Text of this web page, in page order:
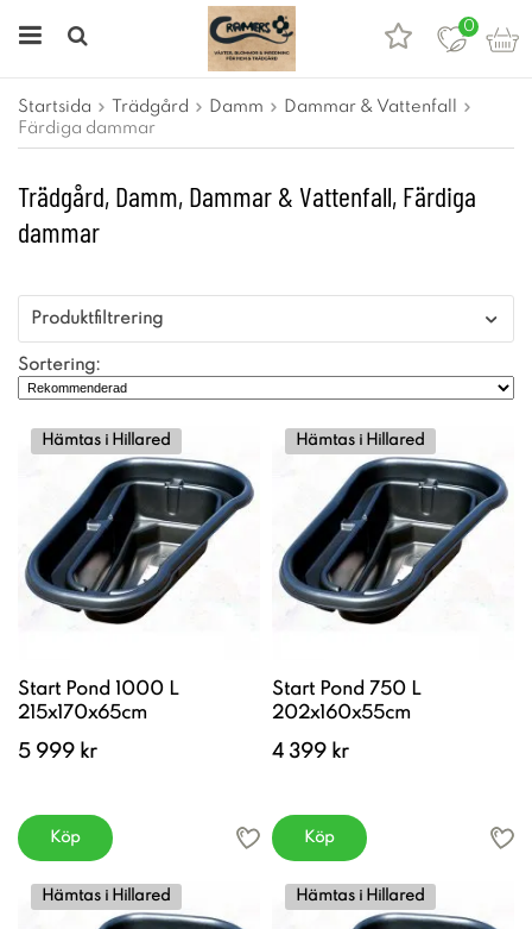
0
Startsida Trädgård Damm
Dammar & Vattenfall
Färdiga dammar
Trädgård, Damm, Dammar & Vattenfall, Färdiga
dammar
Produktfiltrering
Sortering:
Hämtas i Hillared
Start Pond 1000 L
215x170x65cm
5 999 kr
Köp
Hämtas i Hillared
Start Pond 750 L
202x160x55cm
4 399 kr
Köp
Hämtas i Hillared Hämtas i Hillared